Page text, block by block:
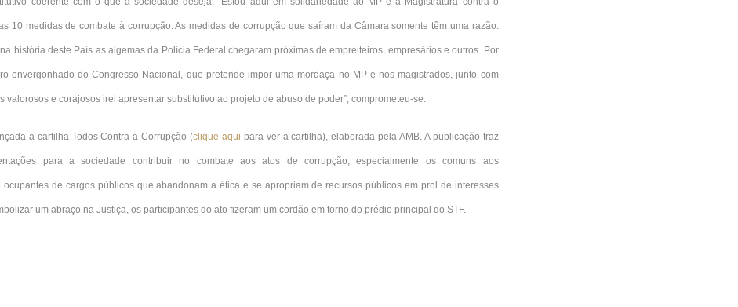
10 medidas de combate à corrupção. As medidas de corrupção que saíram da Câmara somente têm uma razão:
história deste País as algemas da Polícia Federal chegaram próximas de empreiteiros, empresários e outros. Por
envergonhado do Congresso Nacional, que pretende impor uma mordaça no MP e nos magistrados, junto com
valorosos e corajosos irei apresentar substitutivo ao projeto de abuso de poder”, comprometeu-se.
a cartilha Todos Contra a Corrupção (clique aqui para ver a cartilha), elaborada pela AMB. A publicação traz
para a sociedade contribuir no combate aos atos de corrupção, especialmente os comuns aos
ocupantes de cargos públicos que abandonam a ética e se apropriam de recursos públicos em prol de interesses
um abraço na Justiça, os participantes do ato fizeram um cordão em torno do prédio principal do STF.